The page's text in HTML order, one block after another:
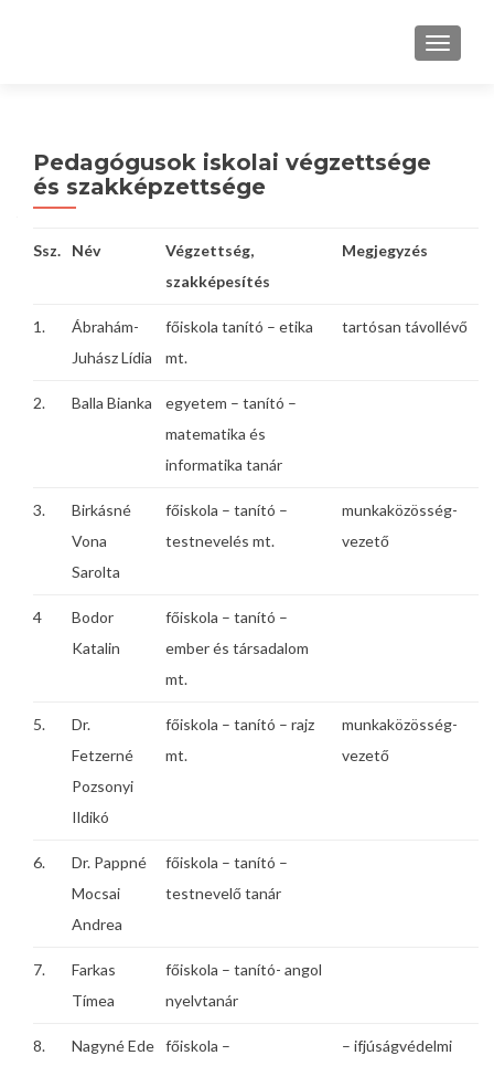
Pedagógusok iskolai végzettsége
és szakképzettsége
Ssz. Név
Végzettség,
szakképesítés
Megjegyzés
1.
Ábrahám-
Juhász Lídia
főiskola tanító – etika
mt.
tartósan távollévő
2. Balla Bianka
egyetem – tanító –
matematika és
informatika tanár
3.
Birkásné
Vona
Sarolta
főiskola – tanító –
testnevelés mt.
munkaközösség-
vezető
4
Bodor
Katalin
főiskola – tanító –
ember és társadalom
mt.
5.
Dr.
Fetzerné
Pozsonyi
Ildikó
főiskola – tanító – rajz
mt.
munkaközösség-
vezető
6.
Dr. Pappné
Mocsai
Andrea
főiskola – tanító –
testnevelő tanár
7.
Farkas
Tímea
főiskola – tanító- angol
nyelvtanár
8.
Nagyné Ede főiskola –
– ifjúságvédelmi